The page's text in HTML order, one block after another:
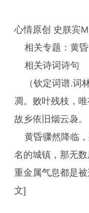
心情原创 史朕宾
相关专题：黄
相关诗词诗句
（钦定词谱.词
凋。败叶残枝，
故乡依旧烟云袅
黄昏骤然降临
名的城镇，那无
重金属气息都是
文]